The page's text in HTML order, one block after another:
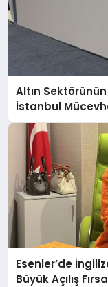
Altın
İstanbul
Esenler’de
Büyük Açılış